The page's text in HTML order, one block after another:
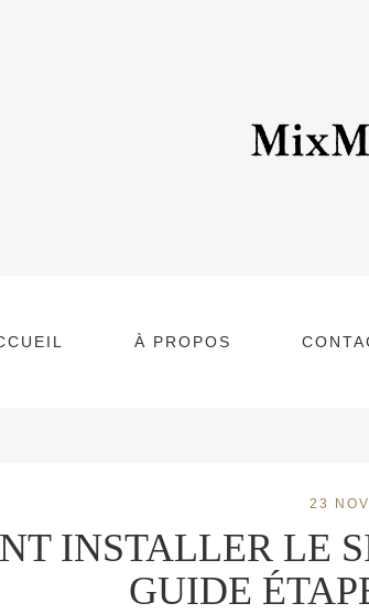
À PROPOS
23
INSTALLER LE
GUIDE